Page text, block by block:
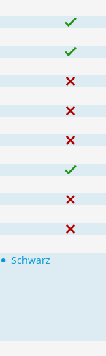
• Schwarz